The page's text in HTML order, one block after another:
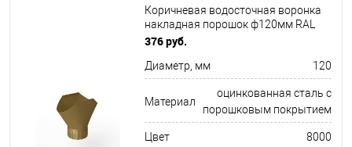
Коричневая водосточная воронка
накладная порошок ф120мм RAL
8000
376 руб.
Диаметр, мм 120
Материал
оцинкованная сталь с
порошковым покрытием
Цвет 8000